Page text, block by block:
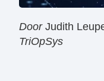
DoorJudith
TriOpSys